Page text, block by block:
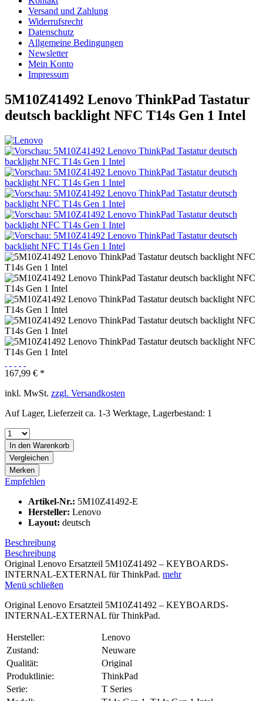
Versand und Zahlung
Widerrufsrecht
Datenschutz
Allgemeine Bedingungen
Newsletter
Mein Konto
Impressum
5M10Z41492 Lenovo ThinkPad Tastatur
deutsch backlight NFC T14s Gen 1 Intel
167,99 € *
inkl. MwSt. zzgl. Versandkosten
Auf Lager, Lieferzeit ca. 1-3 Werktage, Lagerbestand: 1
In den Warenkorb
Vergleichen
Merken
Empfehlen
Artikel-Nr.: 5M10Z41492-E
Hersteller: Lenovo
Layout: deutsch
Beschreibung
Beschreibung
Original Lenovo Ersatzteil 5M10Z41492 – KEYBOARDS-
INTERNAL-EXTERNAL für ThinkPad. mehr
Menü schließen
Original Lenovo Ersatzteil 5M10Z41492 – KEYBOARDS-
INTERNAL-EXTERNAL für ThinkPad.
Hersteller:
Lenovo
Zustand:
Neuware
Qualität:
Original
Produktlinie:
ThinkPad
Serie:
T Series